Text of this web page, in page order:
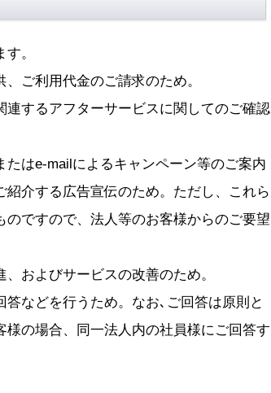
。
ご利用代金のご請求のため。
するアフターサービスに関してのご確認
はe-mailによるキャンペーン等のご案内
介する広告宣伝のため。ただし、これら
ですので、法人等のお客様からのご要望
およびサービスの改善のため。
などを行うため。なお､ご回答は原則と
の場合、同一法人内の社員様にご回答す